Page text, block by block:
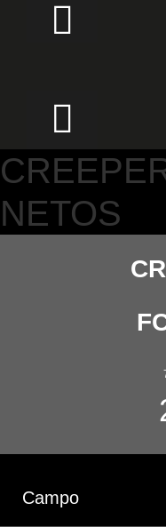
NETOS
Campo